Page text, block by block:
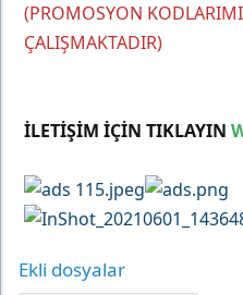
(PROMOSYON
ÇALIŞMAKTADIR)
İLETİŞİM İÇİN TIKLAYIN
Ekli dosyalar